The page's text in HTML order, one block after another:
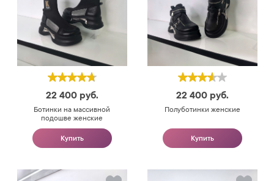
22 400 руб.
Ботинки на массивной
подошве женские
Купить
22 400 руб.
Полуботинки женские
Купить